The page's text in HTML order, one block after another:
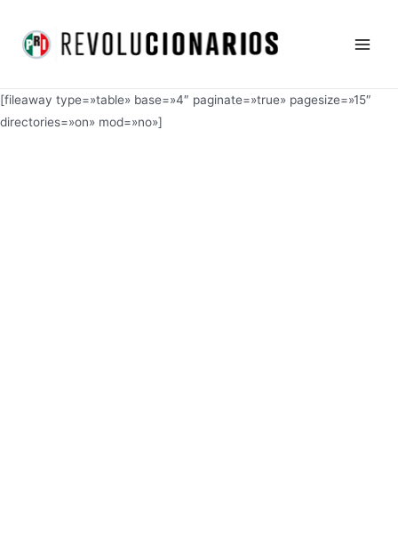
contenido
[fileaway type=»table» base=»4″ paginate=»true» pagesize=»15″
directories=»on» mod=»no»]